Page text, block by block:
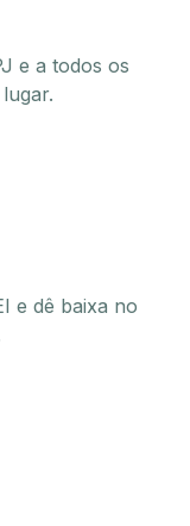
e a todos os
e dê baixa no